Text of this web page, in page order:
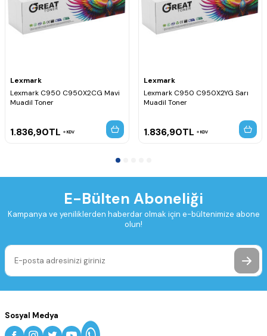
Lexmark
Lexmark C950 C950X2CG Mavi
Muadil Toner
1.836,90TL KDV
Lexmark
Lexmark C950 C950X2YG Sarı
Muadil Toner
1.836,90TL KDV
E-Bülten Aboneliği
Kampanya ve yeniliklerden haberdar olmak için e-bültenimize abone
olun!
Sosyal Medya